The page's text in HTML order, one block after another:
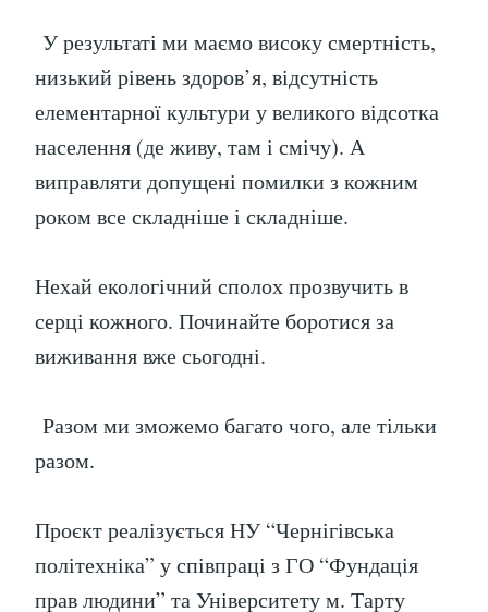
У результаті ми маємо високу смертність,
низький рівень здоров’я, відсутність
елементарної культури у великого відсотка
населення (де живу, там і смічу). А
виправляти допущені помилки з кожним
роком все складніше і складніше.
Нехай екологічний сполох прозвучить в
серці кожного. Починайте боротися за
виживання вже сьогодні.
Разом ми зможемо багато чого, але тільки
разом.
Проєкт реалізується НУ “Чернігівська
політехніка” у співпраці з ГО “Фундація
прав людини” та Університету м. Тарту